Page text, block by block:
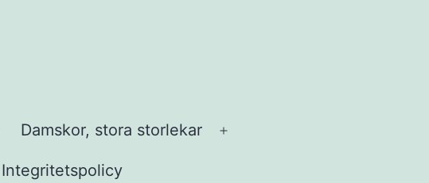
Öppna
meny
Damskor, stora storlekar
Integritetspolicy